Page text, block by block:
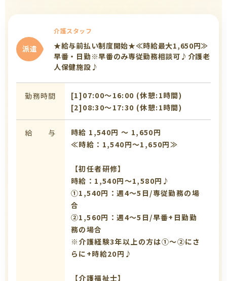
派遣
介護スタッフ
★給与前払い制度開始★≪時給最大1,650円≫
早番・日勤※早番のみ専従勤務相談可♪介護老
人保健施設♪
勤務時間
[1]07:00〜16:00 (休憩:1時間)
[2]08:30〜17:30 (休憩:1時間)
給 与
時給 1,540円 〜 1,650円
≪時給：1,540円～1,650円≫
【初任者研修】
時給：1,540円～1,580円♪
①1,540円：週4～5日/専従勤務の場
合
➁1,560円：週4～5日/早番+日勤勤
務の場合
※介護経験3年以上の方は①～➁にさ
らに+時給20円♪
【介護福祉士】